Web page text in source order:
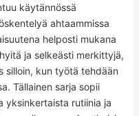
käytännössä
ahtaammissa
helposti mukana
ja selkeästi merkittyjä,
silloin, kun työtä tehdään
Tällainen sarja sopii
yksinkertaista rutiinia ja